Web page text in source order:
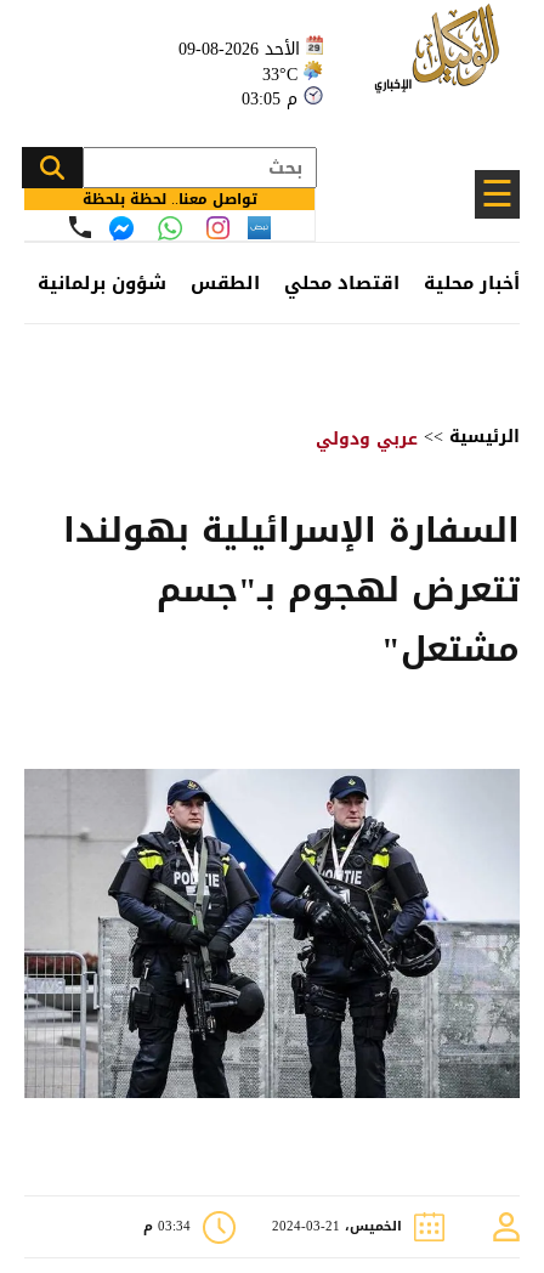
الأحد 2026-08-09
33°C
03:05 م
☰ تواصل معنا.. لحظة بلحظة
أخبار محلية اقتصاد محلي الطقس شؤون برلمانية
الرئيسية >>عربي ودولي
السفارة الإسرائيلية بهولندا
تتعرض لهجوم بـ"جسم
مشتعل"
الخميس، 21-03-2024 03:34 م